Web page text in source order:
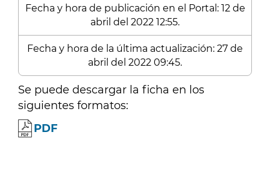
Fecha y hora de publicación en el Portal: 12 de
abril del 2022 12:55.
Fecha y hora de la última actualización: 27 de
abril del 2022 09:45.
Se puede descargar la ficha en los
siguientes formatos:
PDF